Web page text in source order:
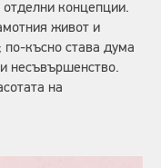
концепции.
живот и
по-късно става дума
несъвършенство.
на